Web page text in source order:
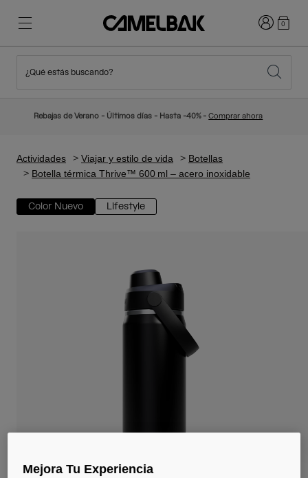
Novedades
Mochilas Hidratación
Accessorios
Senderismo
Viajar y estilo de vida
Adiós a los desechables
Iniciar0
¿Qué estás buscando?
Rebajas de Verano - Últimos días - Hasta -40% -Comprar ahora
Actividades Viajar y estilo de vida
Botellas
Botella térmica Thrive™ 600 ml – acero inoxidable
Color Nuevo Lifestyle
Mejora Tu Experiencia